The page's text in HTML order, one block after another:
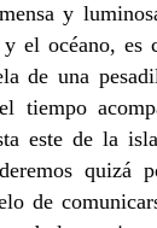
y
el océano, es
de una
tiempo
este de la
quizá
de